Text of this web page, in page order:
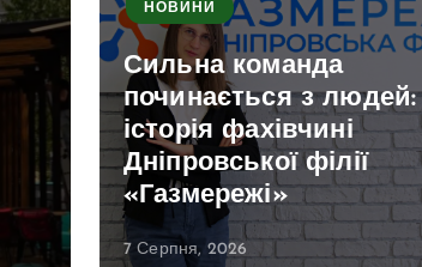
НОВИНИ
Сильна команда
починається з людей:
історія фахівчині
Дніпровської філії
«Газмережі»
7 Серпня, 2026